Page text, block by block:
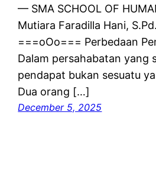
— SMA SCHOOL OF
Mutiara Faradilla Hani,
===oOo=== Perbedaan
Dalam persahabatan yang
pendapat bukan sesuatu
Dua orang […]
December 5, 2025